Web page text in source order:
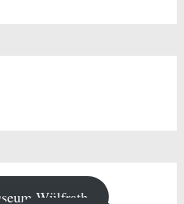
Wülfrath